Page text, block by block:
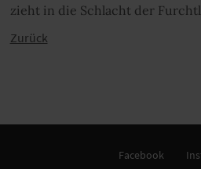
zieht in die Schlacht der
Zurück
Facebook